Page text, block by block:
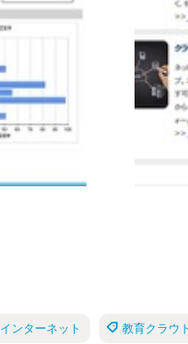
インターネット 教育クラウ